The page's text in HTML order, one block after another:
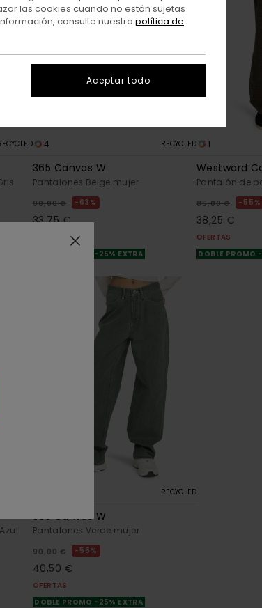
4 RECYCLED
365 Canvas W
Pantalones Beige mujer
90,00 € 63%
33,75 €
DOBLE PROMO -25% EXTRA
1
Westward
Pantalón de
85,00 € 55%
38,25 €
OFERTAS
DOBLE PROMO
RECYCLED
365 Canvas W
Pantalones Verde mujer
90,00 € 55%
40,50 €
OFERTAS
DOBLE PROMO -25% EXTRA
las cookies cuando no están sujetas
consulte nuestra política de
Aceptar todo